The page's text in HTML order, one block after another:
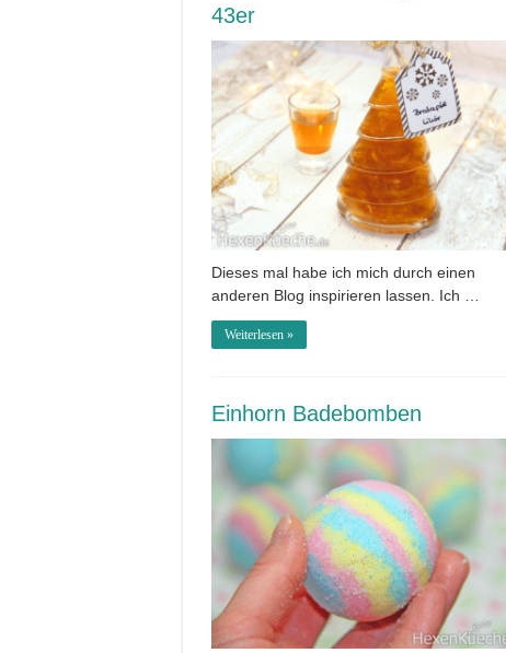
43er
Dieses mal habe ich mich durch einen
anderen Blog inspirieren lassen. Ich …
Weiterlesen »
Einhorn Badebomben